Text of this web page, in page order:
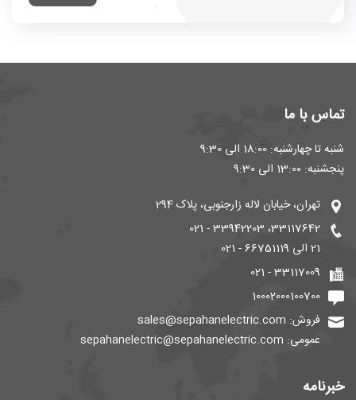
تماس با ما
شنبه تا چهارشنبه: 18:00 الی 9:30
پنجشنبه: 13:00 الی 9:30
تهران، خیابان لاله زارجنوبی، پلاک 294
33117642، 33942203 - 021
21 الی 66751119 - 021
33117009 - 021
10002000100700
فروش: sales@sepahanelectric.com
عمومی: sepahanelectric@sepahanelectric.com
خبرنامه